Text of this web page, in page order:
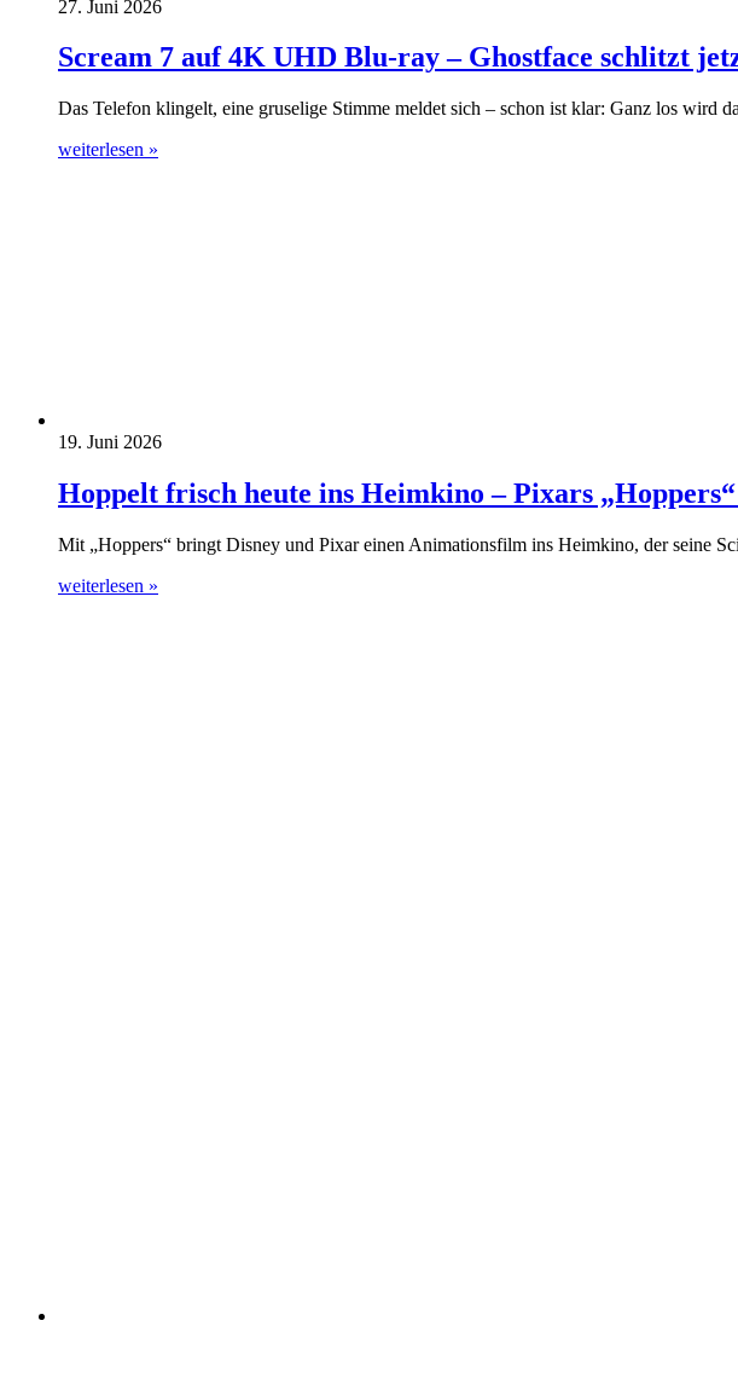
27. Juni 2026
Scream 7 auf 4K UHD Blu-ray – Ghostface schlitzt
Das Telefon klingelt, eine gruselige Stimme meldet sich – schon ist klar: Ganz los wird
weiterlesen »
19. Juni 2026
Hoppelt frisch heute ins Heimkino – Pixars
Mit „Hoppers“ bringt Disney und Pixar einen Animationsfilm ins Heimkino, der seine
weiterlesen »